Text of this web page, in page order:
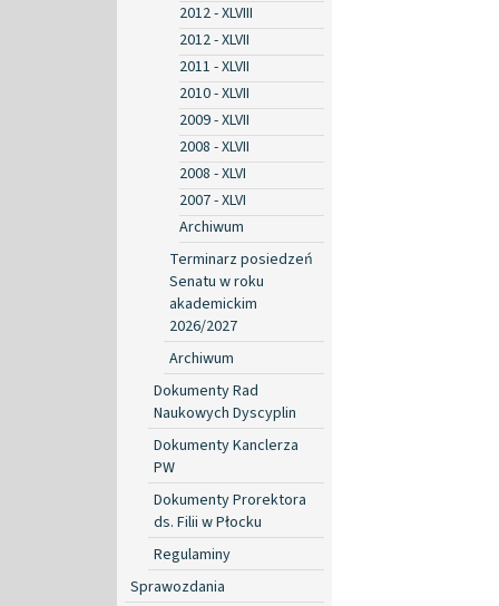
2012 - XLVIII
2012 - XLVII
2011 - XLVII
2010 - XLVII
2009 - XLVII
2008 - XLVII
2008 - XLVI
2007 - XLVI
Archiwum
Terminarz posiedzeń
Senatu w roku
akademickim
2026/2027
Archiwum
Dokumenty Rad
Naukowych Dyscyplin
Dokumenty Kanclerza
PW
Dokumenty Prorektora
ds. Filii w Płocku
Regulaminy
Sprawozdania